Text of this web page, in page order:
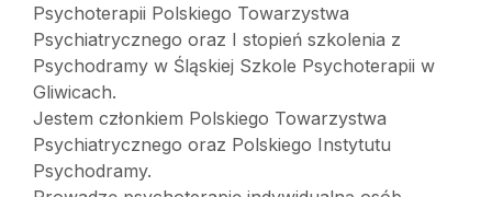
Psychoterapii Polskiego Towarzystwa
Psychiatrycznego oraz I stopień szkolenia z
Psychodramy w Śląskiej Szkole Psychoterapii w
Gliwicach.
Jestem członkiem Polskiego Towarzystwa
Psychiatrycznego oraz Polskiego Instytutu
Psychodramy.